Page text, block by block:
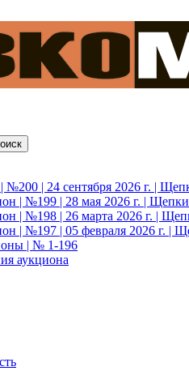
№200 | 24 сентября 2026 г. |
| №199 | 28 мая 2026 г. |
| №198 | 26 марта 2026 г. |
| №197 | 05 февраля 2026 г. |
| № 1-196
аукциона